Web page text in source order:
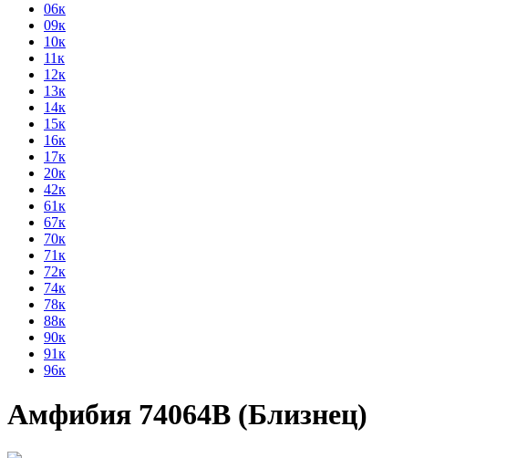
06к
09к
10к
11к
12к
13к
14к
15к
16к
17к
20к
42к
61к
67к
70к
71к
72к
74к
78к
88к
90к
91к
96к
Амфибия 74064В (Близнец)